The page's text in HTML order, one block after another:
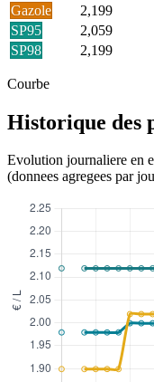
Gazole
2,199
SP95
2,059
SP98
2,199
Courbe
Historique des
Evolution journaliere en
(donnees agregees par